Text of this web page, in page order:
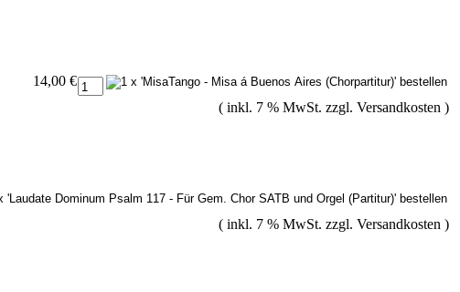
14,00 €
( inkl. 7 % MwSt. zzgl. Versandkosten )
( inkl. 7 % MwSt. zzgl. Versandkosten )